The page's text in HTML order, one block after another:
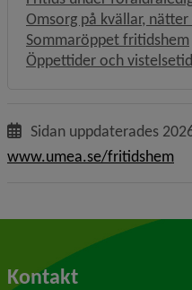
Omsorg på kvällar,
Sommaröppet fritidshem
Öppettider och
Sidan uppdaterades
www.umea.se/fritidshem
Kontakt